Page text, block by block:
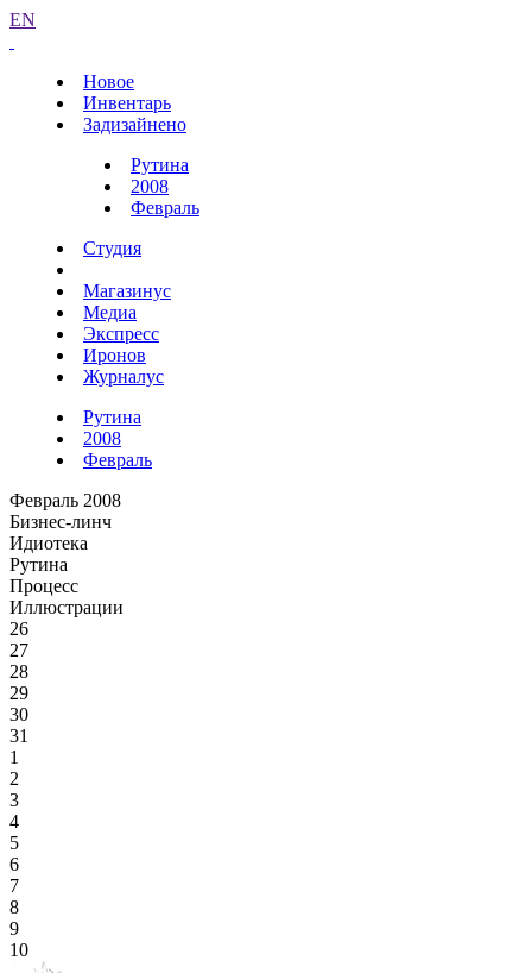
EN
Новое
Инвентарь
Задизайнено
Рутина
2008
Февраль
Студия
Магазинус
Медиа
Экспресс
Иронов
Журналус
Рутина
2008
Февраль
Февраль 2008
Бизнес-линч
Идиотека
Рутина
Процесс
Иллюстрации
26
27
28
29
30
31
1
2
3
4
5
6
7
8
9
10